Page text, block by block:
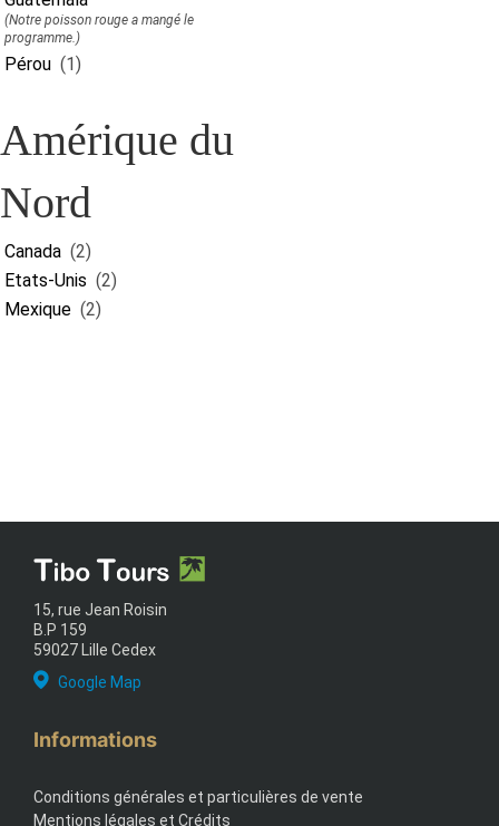
(Notre poisson rouge a mangé le
programme.)
Pérou (1)
Amérique du
Nord
Canada (2)
Etats-Unis (2)
Mexique (2)
15, rue Jean Roisin
B.P 159
59027 Lille Cedex
Google Map
Informations
Conditions générales et particulières de vente
Mentions légales et Crédits